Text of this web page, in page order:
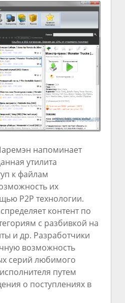
напоминает
утилита
к файлам
их
P2P технологии.
контент по
с разбивкой на
и др. Разработчики
возможность
серий любимого
путем
о поступлениях в